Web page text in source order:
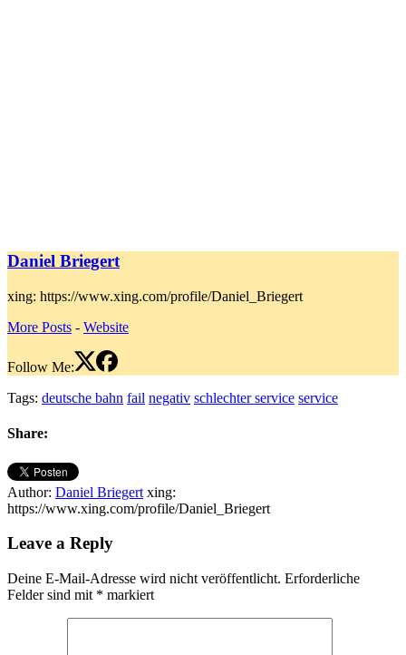
Daniel Briegert
xing: https://www.xing.com/profile/Daniel_Briegert
More Posts - Website
Follow Me:
Tags: deutsche bahn fail negativ schlechter service service
Share:
Author: Daniel Briegert xing:
https://www.xing.com/profile/Daniel_Briegert
Leave a Reply
Deine E-Mail-Adresse wird nicht veröffentlicht. Erforderliche
Felder sind mit * markiert